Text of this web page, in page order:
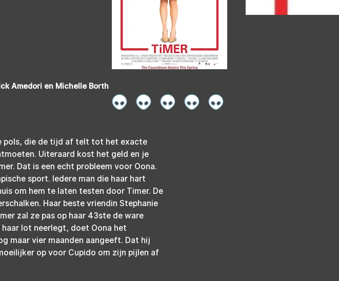
Amedori en Michelle Borth
pols, die de tijd af telt tot het exacte
Uiteraard kost het geld en je
Dat is een echt probleem voor Oona.
sport. Iedere man die haar hart
om hem te laten testen door Timer. De
Haar beste vriendin Stephanie
zal ze pas op haar 43ste de ware
lot neerlegt, doet Oona het
maar vier maanden aangeeft. Dat hij
op voor Cupido om zijn pijlen af